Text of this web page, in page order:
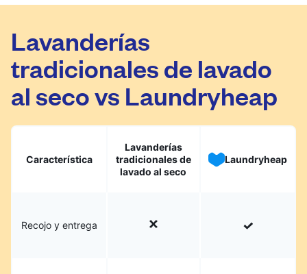
Lavanderías
tradicionales de lavado
al seco vs Laundryheap
Característica
Lavanderías
tradicionales de
lavado al seco
Laundryheap
Recojo y entrega